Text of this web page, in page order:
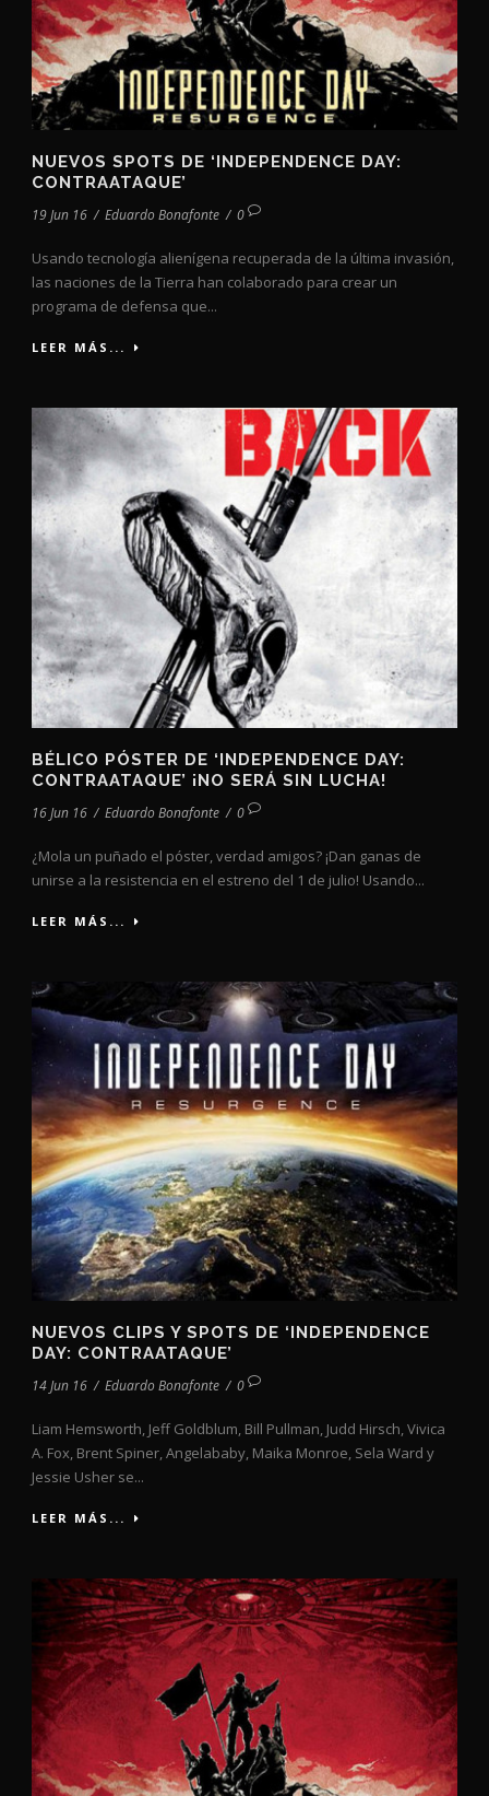
NUEVOS SPOTS DE ‘INDEPENDENCE DAY:
CONTRAATAQUE’
19 Jun 16 / Eduardo Bonafonte / 0
Usando tecnología alienígena recuperada de la última invasión,
las naciones de la Tierra han colaborado para crear un
programa de defensa que...
LEER MÁS...
BÉLICO PÓSTER DE ‘INDEPENDENCE DAY:
CONTRAATAQUE’ ¡NO SERÁ SIN LUCHA!
16 Jun 16 / Eduardo Bonafonte / 0
¿Mola un puñado el póster, verdad amigos? ¡Dan ganas de
unirse a la resistencia en el estreno del 1 de julio! Usando...
LEER MÁS...
NUEVOS CLIPS Y SPOTS DE ‘INDEPENDENCE
DAY: CONTRAATAQUE’
14 Jun 16 / Eduardo Bonafonte / 0
Liam Hemsworth, Jeff Goldblum, Bill Pullman, Judd Hirsch, Vivica
A. Fox, Brent Spiner, Angelababy, Maika Monroe, Sela Ward y
Jessie Usher se...
LEER MÁS...